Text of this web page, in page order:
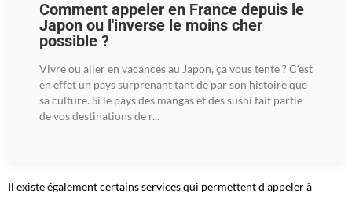
Comment appeler en France depuis le
Japon ou l'inverse le moins cher
possible ?
Vivre ou aller en vacances au Japon, ça vous tente ? C'est
en effet un pays surprenant tant de par son histoire que
sa culture. Si le pays des mangas et des sushi fait partie
de vos destinations de r...
Il existe également certains services qui permettent d'appeler à